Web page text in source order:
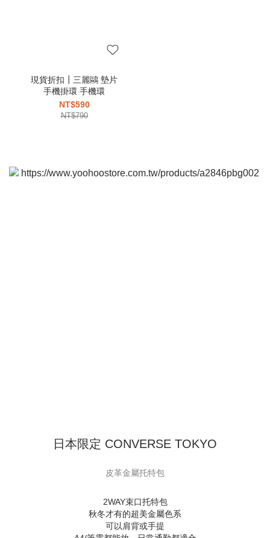
現貨折扣┃三麗鷗 墊片
手機掛環 手機環
NT$590
NT$790
日本限定 CONVERSE TOKYO
皮革金屬托特包
2WAY束口托特包
秋冬才有的超美金屬色系
可以肩背或手提